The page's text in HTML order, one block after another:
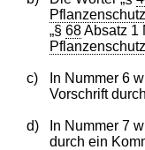
„§ 68Absatz 1
c)
In Nummer 6
Vorschrift
d)
In Nummer 7
durch ein